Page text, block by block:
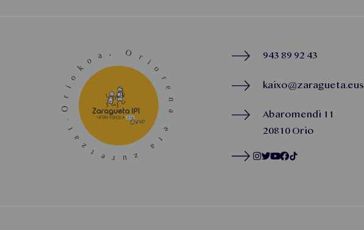
943 89 92 43
kaixo@zaragueta.eus
Abaromendi 11
20810 Orio